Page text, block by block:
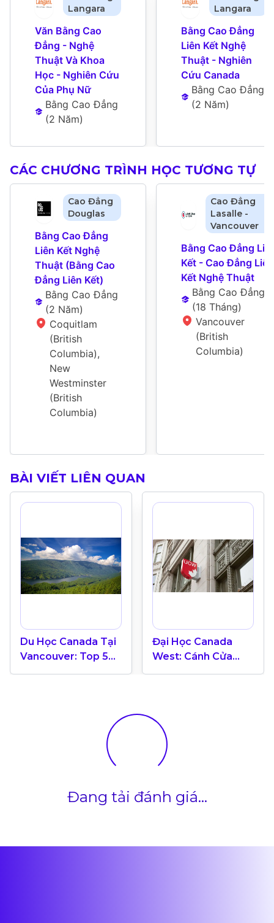
Langara
Văn Bằng Cao
Đẳng - Nghệ
Thuật Và Khoa
Học - Nghiên Cứu
Của Phụ Nữ
Bằng Cao Đẳng
(2 Năm)
Langara
Bằng Cao Đẳng
Liên Kết Nghệ
Thuật - Nghiên
Cứu Canada
Bằng Cao Đẳng
(2 Năm)
CÁC CHƯƠNG TRÌNH HỌC TƯƠNG TỰ
Cao Đẳng
Douglas
Bằng Cao Đẳng
Liên Kết Nghệ
Thuật (Bằng Cao
Đẳng Liên Kết)
Bằng Cao Đẳng
(2 Năm)
Coquitlam
(British
Columbia),
New
Westminster
(British
Columbia)
Cao Đẳng
Lasalle -
Vancouver
Bằng Cao Đẳng
Kết - Cao Đẳng Liên
Kết Nghệ Thuật
Bằng Cao Đẳng
(18 Tháng)
Vancouver
(British
Columbia)
BÀI VIẾT LIÊN QUAN
Du Học Canada Tại
Vancouver: Top 5
Thành Phố Đáng
Đại Học Canada
West: Cánh Cửa
Thành Công Trong
Vancouver
Đang tải đánh giá...